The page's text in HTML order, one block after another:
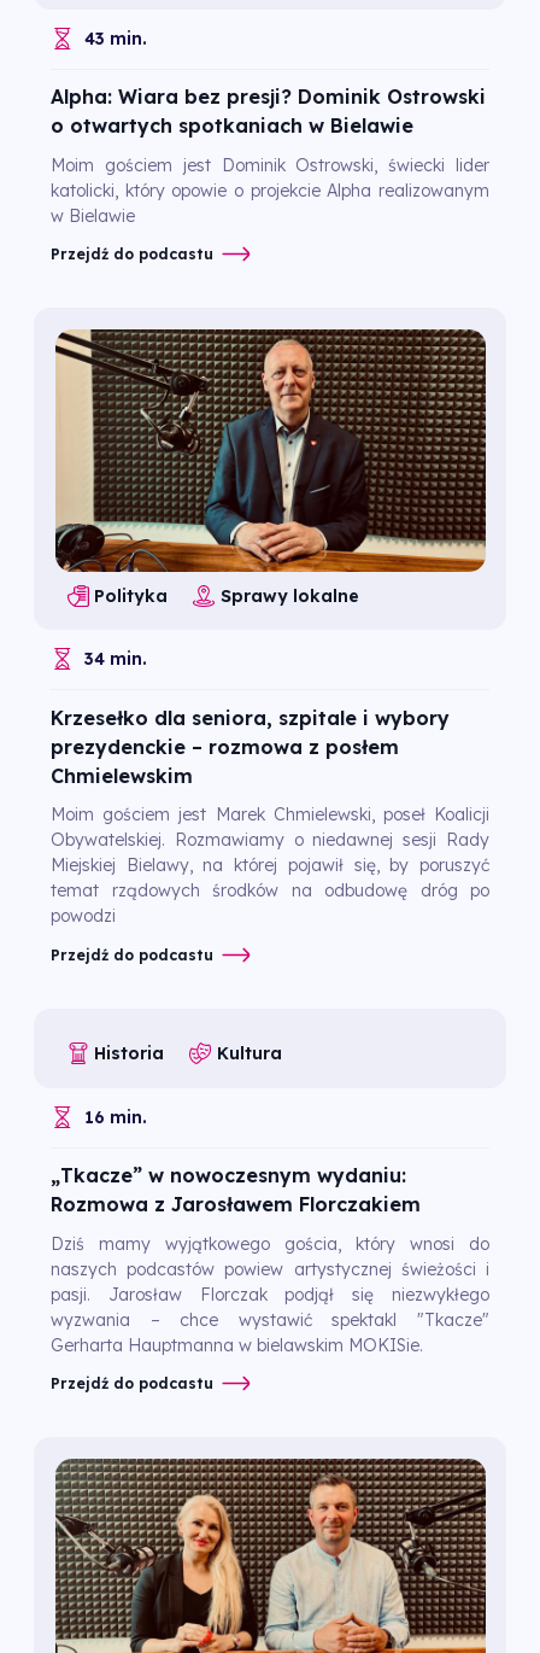
43 min.
Alpha: Wiara bez presji? Dominik Ostrowski
o otwartych spotkaniach w Bielawie
Moim gościem jest Dominik Ostrowski, świecki lider
katolicki, który opowie o projekcie Alpha realizowanym
w Bielawie
Przejdź do podcastu
Polityka Sprawy lokalne
34 min.
Krzesełko dla seniora, szpitale i wybory
prezydenckie – rozmowa z posłem
Chmielewskim
Moim gościem jest Marek Chmielewski, poseł Koalicji
Obywatelskiej. Rozmawiamy o niedawnej sesji Rady
Miejskiej Bielawy, na której pojawił się, by poruszyć
temat rządowych środków na odbudowę dróg po
powodzi
Przejdź do podcastu
Historia Kultura
16 min.
„Tkacze” w nowoczesnym wydaniu:
Rozmowa z Jarosławem Florczakiem
Dziś mamy wyjątkowego gościa, który wnosi do
naszych podcastów powiew artystycznej świeżości i
pasji. Jarosław Florczak podjął się niezwykłego
wyzwania – chce wystawić spektakl "Tkacze"
Gerharta Hauptmanna w bielawskim MOKISie.
Przejdź do podcastu